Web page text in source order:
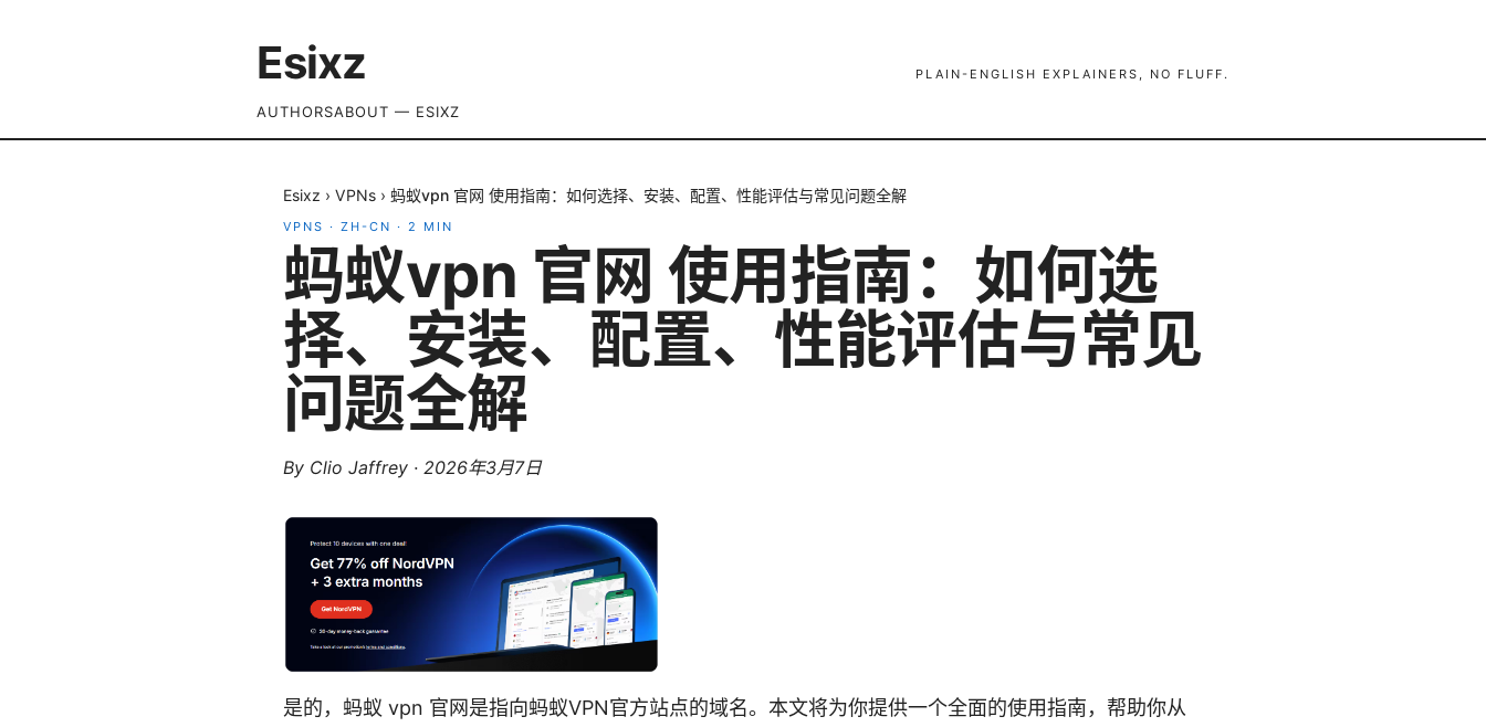
Esixz PLAIN-ENGLISH EXPLAINERS, NO FLUFF.
AUTHORSABOUT — ESIXZ
Esixz › VPNs › 蚂蚁vpn 官网 使用指南：如何选择、安装、配置、性能评估与常见问题全解
VPNS · ZH-CN · 2 MIN
蚂蚁vpn 官网 使用指南：如何选
择、安装、配置、性能评估与常见
问题全解
By Clio Jaffrey · 2026年3月7日
是的，蚂蚁 vpn 官网是指向蚂蚁VPN官方站点的域名。本文将为你提供一个全面的使用指南，帮助你从